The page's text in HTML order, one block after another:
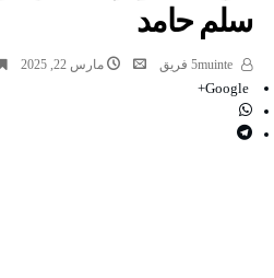
سلم حامد
مارس 22, 2025
Google+